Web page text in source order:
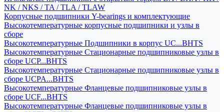
NK / NKS / TA / TLA / TLAW
Корпусные подшипники Y-bearings и комплектующие
Высокотемпературные корпусные подшипники и узлы в
сборе
Высокотемпературные Подшипники в корпус UC...BHTS
Высокотемпературные Стационарные подшипниковые узлы в
сборе UCP...BHTS
Высокотемпературные Стационарные подшипниковые узлы в
сборе UCPA...BHTS
Высокотемпературные Фланцевые подшипниковые узлы в
сборе UCF...BHTS
Высокотемпературные Фланцевые подшипниковые узлы в